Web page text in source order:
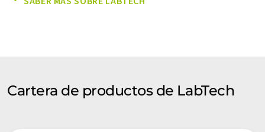
Cartera de productos de LabTech